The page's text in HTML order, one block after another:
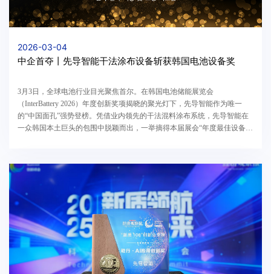
2026-03-04
中企首夺丨先导智能干法涂布设备斩获韩国电池设备奖
3月3日，全球电池行业目光聚焦首尔。在韩国电池储能展览会
（InterBattery 2026）年度创新奖项揭晓的聚光灯下，先导智能作为唯一
的“中国面孔”强势登榜。凭借业内领先的干法混料涂布系统，先导智能在
一众韩国本土巨头的包围中脱颖而出，一举摘得本届展会“年度最佳设备